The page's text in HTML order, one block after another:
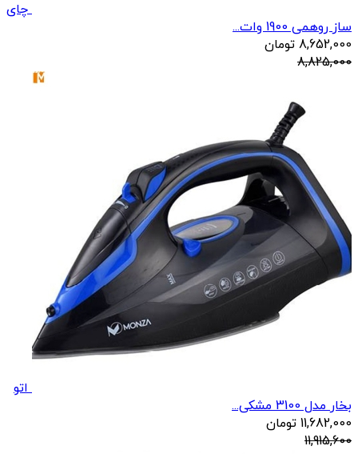
چای
ساز روهمی 1900 وات...
8,652,000 تومان
8,825,000
اتو
بخار مدل 3100 مشکی...
11,682,000 تومان
11,915,600